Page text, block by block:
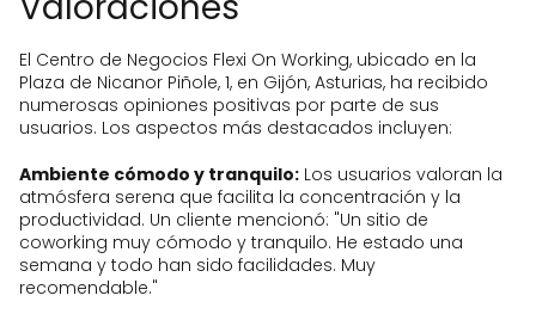
El Centro de Negocios Flexi On Working, ubicado en la
Plaza de Nicanor Piñole, 1, en Gijón, Asturias, ha recibido
numerosas opiniones positivas por parte de sus
usuarios. Los aspectos más destacados incluyen:
Ambiente cómodo y tranquilo: Los usuarios valoran la
atmósfera serena que facilita la concentración y la
productividad. Un cliente mencionó: "Un sitio de
coworking muy cómodo y tranquilo. He estado una
semana y todo han sido facilidades. Muy
recomendable."